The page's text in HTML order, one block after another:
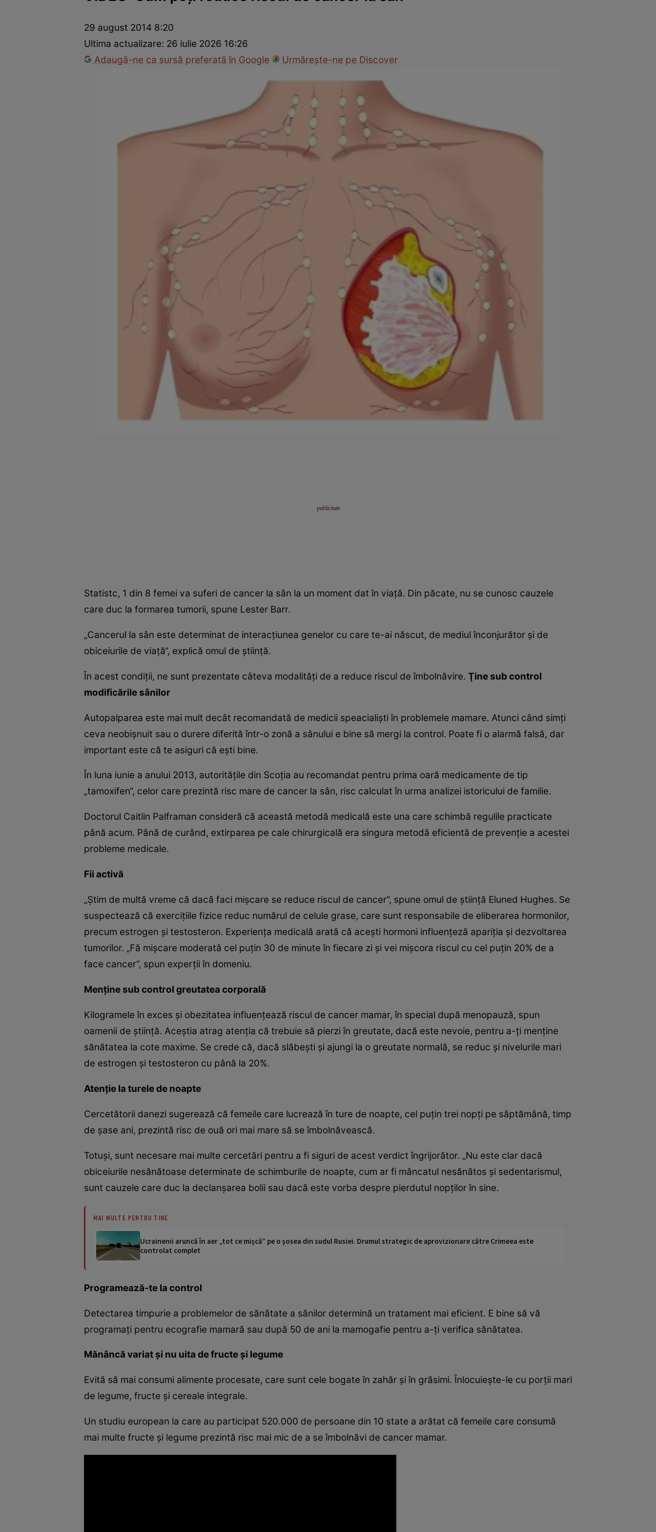
Prevenție și tratamentRemedii naturisteMedicii răspund
29 august 2014 8:20
Ultima actualizare: 26 iulie 2026 16:26
Adaugă-ne ca sursă preferată în Google
Urmărește-ne pe Discover
Statistc, 1 din 8 femei va suferi de cancer la sân la un moment dat în viaţă. Din păcate, nu se cunosc cauzele
care duc la formarea tumorii, spune Lester Barr.
„Cancerul la sân este determinat de interacţiunea genelor cu care te-ai născut, de mediul înconjurător şi de
obiceiurile de viaţă“, explică omul de ştiinţă.
În acest condiţii, ne sunt prezentate câteva modalităţi de a reduce riscul de îmbolnăvire. Ţine sub control
modificările sânilor
Autopalparea este mai mult decât recomandată de medicii speacialişti în problemele mamare. Atunci când simţi
ceva neobişnuit sau o durere diferită într-o zonă a sânului e bine să mergi la control. Poate fi o alarmă falsă, dar
important este că te asiguri că eşti bine.
În luna iunie a anului 2013, autorităţile din Scoţia au recomandat pentru prima oară medicamente de tip
„tamoxifen“, celor care prezintă risc mare de cancer la sân, risc calculat în urma analizei istoricului de familie.
Doctorul Caitlin Palframan consideră că această metodă medicală este una care schimbă regulile practicate
până acum. Până de curând, extirparea pe cale chirurgicală era singura metodă eficientă de prevenţie a acestei
probleme medicale.
Fii activă
„Ştim de multă vreme că dacă faci mişcare se reduce riscul de cancer“, spune omul de ştiinţă Eluned Hughes. Se
suspectează că exerciţiile fizice reduc numărul de celule grase, care sunt responsabile de eliberarea hormonilor,
precum estrogen şi testosteron. Experienţa medicală arată că aceşti hormoni influenţeză apariţia şi dezvoltarea
tumorilor. „Fă mişcare moderată cel puţin 30 de minute în fiecare zi şi vei mişcora riscul cu cel puţin 20% de a
face cancer“, spun experţii în domeniu.
Menţine sub control greutatea corporală
Kilogramele în exces şi obezitatea influenţează riscul de cancer mamar, în special după menopauză, spun
oamenii de ştiinţă. Aceştia atrag atenţia că trebuie să pierzi în greutate, dacă este nevoie, pentru a-ţi menţine
sănătatea la cote maxime. Se crede că, dacă slăbeşti şi ajungi la o greutate normală, se reduc şi nivelurile mari
de estrogen şi testosteron cu până la 20%.
Atenţie la turele de noapte
Cercetătorii danezi sugerează că femeile care lucrează în ture de noapte, cel puţin trei nopţi pe săptămână, timp
de şase ani, prezintă risc de ouă ori mai mare să se îmbolnăvească.
Totuşi, sunt necesare mai multe cercetări pentru a fi siguri de acest verdict îngrijorător. „Nu este clar dacă
obiceiurile nesănătoase determinate de schimburile de noapte, cum ar fi mâncatul nesănătos şi sedentarismul,
sunt cauzele care duc la declanşarea bolii sau dacă este vorba despre pierdutul nopţilor în sine.
MAI MULTE PENTRU TINE
Ucrainenii aruncă în aer „tot ce mișcă” pe o șosea din sudul Rusiei. Drumul strategic de aprovizionare către Crimeea este
controlat complet
Programează-te la control
Detectarea timpurie a problemelor de sănătate a sânilor determină un tratament mai eficient. E bine să vă
programaţi pentru ecografie mamară sau după 50 de ani la mamogafie pentru a-ţi verifica sănătatea.
Mănâncă variat şi nu uita de fructe şi legume
Evită să mai consumi alimente procesate, care sunt cele bogate în zahăr şi în grăsimi. Înlocuieşte-le cu porţii mari
de legume, fructe şi cereale integrale.
Un studiu european la care au participat 520.000 de persoane din 10 state a arătat că femeile care consumă
mai multe fructe şi legume prezintă risc mai mic de a se îmbolnăvi de cancer mamar.